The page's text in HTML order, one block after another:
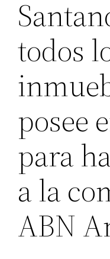
todos
posee
para
a la
ABN